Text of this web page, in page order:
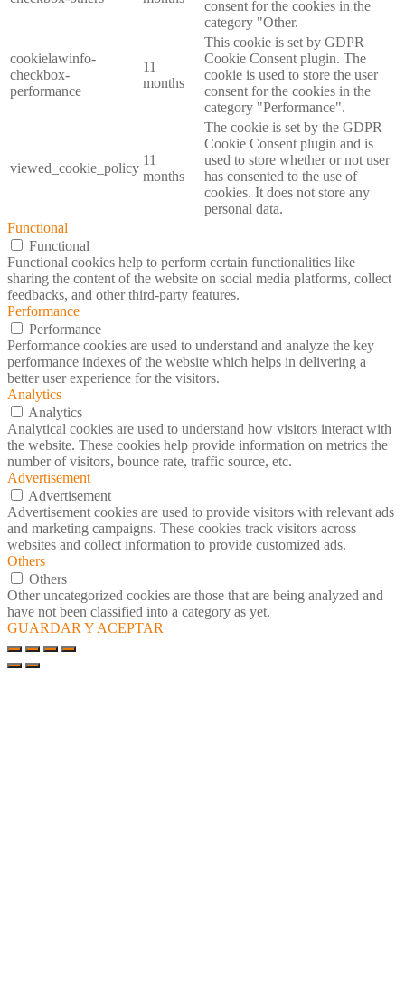
consent for the cookies in the
category "Other.
cookielawinfo-
checkbox-
performance
11
months
This cookie is set by GDPR
Cookie Consent plugin. The
cookie is used to store the user
consent for the cookies in the
category "Performance".
viewed_cookie_policy
11
months
The cookie is set by the GDPR
Cookie Consent plugin and is
used to store whether or not user
has consented to the use of
cookies. It does not store any
personal data.
Functional
Functional
Functional cookies help to perform certain functionalities like
sharing the content of the website on social media platforms, collect
feedbacks, and other third-party features.
Performance
Performance
Performance cookies are used to understand and analyze the key
performance indexes of the website which helps in delivering a
better user experience for the visitors.
Analytics
Analytics
Analytical cookies are used to understand how visitors interact with
the website. These cookies help provide information on metrics the
number of visitors, bounce rate, traffic source, etc.
Advertisement
Advertisement
Advertisement cookies are used to provide visitors with relevant ads
and marketing campaigns. These cookies track visitors across
websites and collect information to provide customized ads.
Others
Others
Other uncategorized cookies are those that are being analyzed and
have not been classified into a category as yet.
GUARDAR Y ACEPTAR